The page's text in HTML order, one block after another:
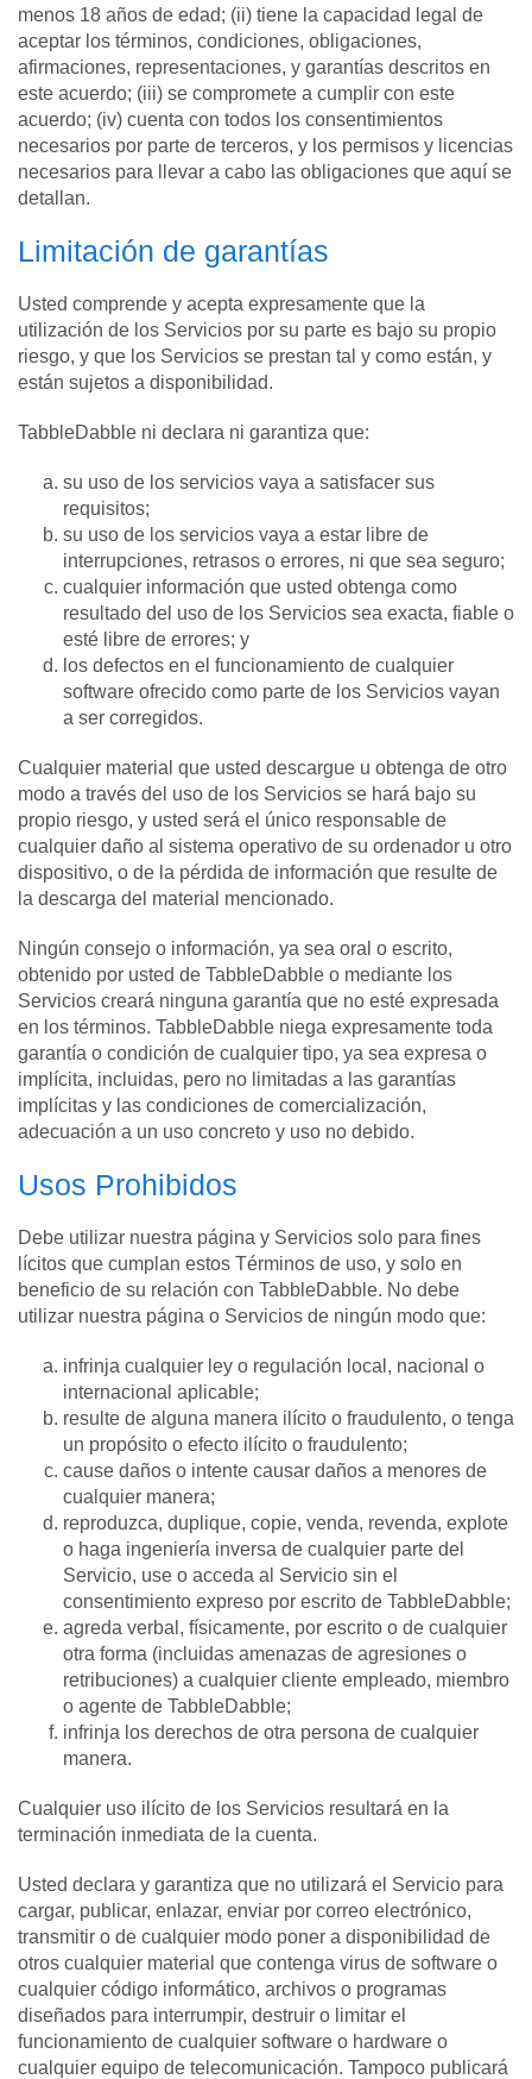
menos 18 años de edad; (ii) tiene la capacidad legal de
aceptar los términos, condiciones, obligaciones,
afirmaciones, representaciones, y garantías descritos en
este acuerdo; (iii) se compromete a cumplir con este
acuerdo; (iv) cuenta con todos los consentimientos
necesarios por parte de terceros, y los permisos y licencias
necesarios para llevar a cabo las obligaciones que aquí se
detallan.
Limitación de garantías
Usted comprende y acepta expresamente que la
utilización de los Servicios por su parte es bajo su propio
riesgo, y que los Servicios se prestan tal y como están, y
están sujetos a disponibilidad.
TabbleDabble ni declara ni garantiza que:
su uso de los servicios vaya a satisfacer sus
requisitos;
su uso de los servicios vaya a estar libre de
interrupciones, retrasos o errores, ni que sea seguro;
cualquier información que usted obtenga como
resultado del uso de los Servicios sea exacta, fiable o
esté libre de errores; y
los defectos en el funcionamiento de cualquier
software ofrecido como parte de los Servicios vayan
a ser corregidos.
Cualquier material que usted descargue u obtenga de otro
modo a través del uso de los Servicios se hará bajo su
propio riesgo, y usted será el único responsable de
cualquier daño al sistema operativo de su ordenador u otro
dispositivo, o de la pérdida de información que resulte de
la descarga del material mencionado.
Ningún consejo o información, ya sea oral o escrito,
obtenido por usted de TabbleDabble o mediante los
Servicios creará ninguna garantía que no esté expresada
en los términos. TabbleDabble niega expresamente toda
garantía o condición de cualquier tipo, ya sea expresa o
implícita, incluidas, pero no limitadas a las garantías
implícitas y las condiciones de comercialización,
adecuación a un uso concreto y uso no debido.
Usos Prohibidos
Debe utilizar nuestra página y Servicios solo para fines
lícitos que cumplan estos Términos de uso, y solo en
beneficio de su relación con TabbleDabble. No debe
utilizar nuestra página o Servicios de ningún modo que:
infrinja cualquier ley o regulación local, nacional o
internacional aplicable;
resulte de alguna manera ilícito o fraudulento, o tenga
un propósito o efecto ilícito o fraudulento;
cause daños o intente causar daños a menores de
cualquier manera;
reproduzca, duplique, copie, venda, revenda, explote
o haga ingeniería inversa de cualquier parte del
Servicio, use o acceda al Servicio sin el
consentimiento expreso por escrito de TabbleDabble;
agreda verbal, físicamente, por escrito o de cualquier
otra forma (incluidas amenazas de agresiones o
retribuciones) a cualquier cliente empleado, miembro
o agente de TabbleDabble;
infrinja los derechos de otra persona de cualquier
manera.
Cualquier uso ilícito de los Servicios resultará en la
terminación inmediata de la cuenta.
Usted declara y garantiza que no utilizará el Servicio para
cargar, publicar, enlazar, enviar por correo electrónico,
transmitir o de cualquier modo poner a disponibilidad de
otros cualquier material que contenga virus de software o
cualquier código informático, archivos o programas
diseñados para interrumpir, destruir o limitar el
funcionamiento de cualquier software o hardware o
cualquier equipo de telecomunicación. Tampoco publicará